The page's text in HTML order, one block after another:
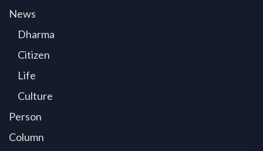
News
Dharma
Citizen
Life
Culture
Person
Column